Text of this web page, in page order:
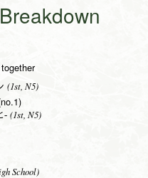
(1st, N5)
- (1st, N5)
School)